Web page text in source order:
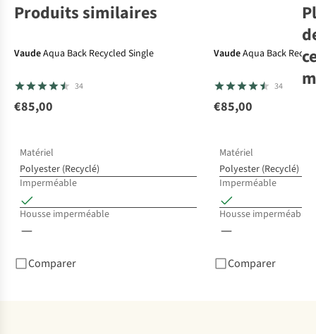
Produits similaires
VaudeAqua Back Recycled Single
34
€85,00
Matériel
Polyester (Recyclé)
Imperméable
Housse imperméable
Comparer
VaudeAqua Back
34
€85,00
Matériel
Polyester (Recyclé)
Imperméable
Housse imperméable
Comparer